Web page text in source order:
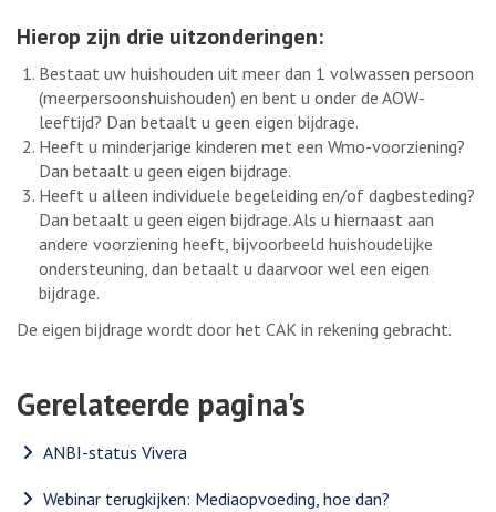
Hierop zijn drie uitzonderingen:
Bestaat uw huishouden uit meer dan 1 volwassen persoon
(meerpersoonshuishouden) en bent u onder de AOW-
leeftijd? Dan betaalt u geen eigen bijdrage.
Heeft u minderjarige kinderen met een Wmo-voorziening?
Dan betaalt u geen eigen bijdrage.
Heeft u alleen individuele begeleiding en/of dagbesteding?
Dan betaalt u geen eigen bijdrage. Als u hiernaast aan
andere voorziening heeft, bijvoorbeeld huishoudelijke
ondersteuning, dan betaalt u daarvoor wel een eigen
bijdrage.
De eigen bijdrage wordt door het CAK in rekening gebracht.
Gerelateerde pagina's
ANBI-status Vivera
Webinar terugkijken: Mediaopvoeding, hoe dan?